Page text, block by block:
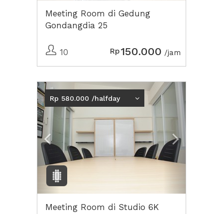
Meeting Room di Gedung
Gondangdia 25
10 Rp150.000 /jam
Previous Next2
Rp 580.000 /halfday
Meeting Room di Studio 6K